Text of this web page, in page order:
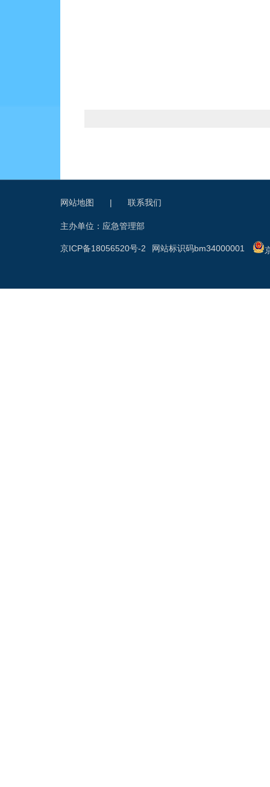
网站地图 | 联系我们
主办单位：应急管理部
网站标识码bm34000001
京ICP备18056520号-2